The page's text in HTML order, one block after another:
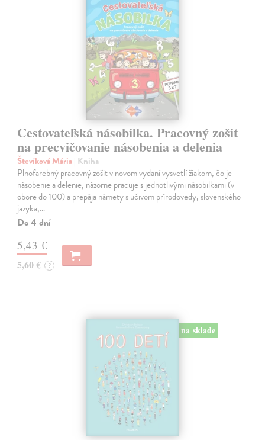
Cestovateľská násobilka. Pracovný zošit
na precvičovanie násobenia a delenia
Števíková Mária| Kniha
Plnofarebný pracovný zošit v novom vydaní vysvetlí žiakom, čo je
násobenie a delenie, názorne pracuje s jednotlivými násobilkami (v
obore do 100) a prepája námety s učivom prírodovedy, slovenského
jazyka,…
Do 4 dní
5,43 €
5,60 € ?
na sklade